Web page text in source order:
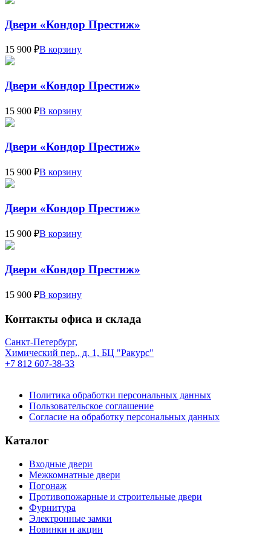
Двери «Кондор Престиж»
15 900 ₽В корзину
Двери «Кондор Престиж»
15 900 ₽В корзину
Двери «Кондор Престиж»
15 900 ₽В корзину
Двери «Кондор Престиж»
15 900 ₽В корзину
Двери «Кондор Престиж»
15 900 ₽В корзину
Контакты офиса и склада
Санкт-Петербург,
Химический пер., д. 1, БЦ "Ракурс"
+7 812 607-38-33
Политика обработки персональных данных
Пользовательское соглашение
Согласие на обработку персональных данных
Каталог
Входные двери
Межкомнатные двери
Погонаж
Противопожарные и строительные двери
Фурнитура
Электронные замки
Новинки и акции